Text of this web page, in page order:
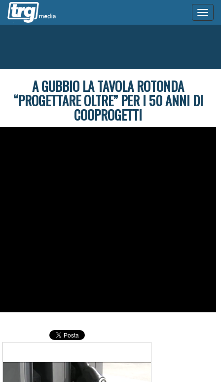
A GUBBIO LA TAVOLA ROTONDA
“PROGETTARE OLTRE” PER I 50 ANNI DI
COOPROGETTI